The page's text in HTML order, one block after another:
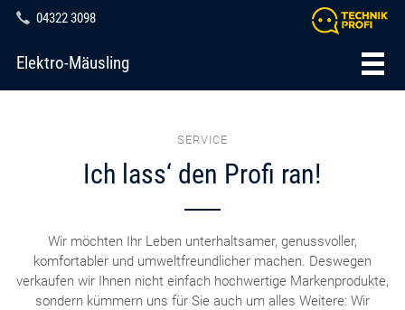
04322 3098
Elektro-Mäusling
SERVICE
Ich lass‘ den Profi ran!
Wir möchten Ihr Leben unterhaltsamer, genussvoller,
komfortabler und umweltfreundlicher machen. Deswegen
verkaufen wir Ihnen nicht einfach hochwertige Markenprodukte,
sondern kümmern uns für Sie auch um alles Weitere: Wir